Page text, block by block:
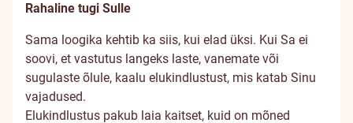
Rahaline tugi Sulle
Sama loogika kehtib ka siis, kui elad üksi. Kui Sa ei
soovi, et vastutus langeks laste, vanemate või
sugulaste õlule, kaalu elukindlustust, mis katab Sinu
vajadused.
Elukindlustus pakub laia kaitset, kuid on mõned